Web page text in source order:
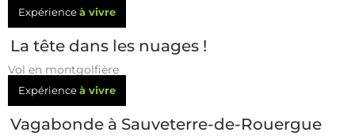
Expérienceà vivre
La tête dans les nuages !
Vol en montgolfière
Expérienceà vivre
Vagabonde à Sauveterre-de-Rouergue